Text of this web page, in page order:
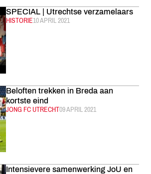
SPECIAL | Utrechtse verzamelaars
CATEGORIE:
HISTORIEGEPUBLICEERD:
10 APRIL 2021
Beloften trekken in Breda aan
kortste eind
CATEGORIE:
JONG FC UTRECHTGEPUBLICEERD:
09 APRIL 2021
Intensievere samenwerking JoU en